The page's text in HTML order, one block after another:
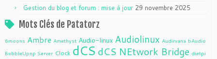
Gestion du blog et forum : mise à jour 29 novembre 2025
Mots Clés de Patatorz
6moons Ambre Amethyst Audio-linux Audiolinux Audirvana bAudio
BubbleUpnp Server Clock dCS dCS NEtwork Bridge dietpi